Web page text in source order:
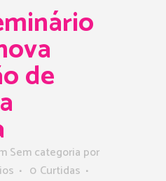
de
Sem categoria por
0 Curtidas